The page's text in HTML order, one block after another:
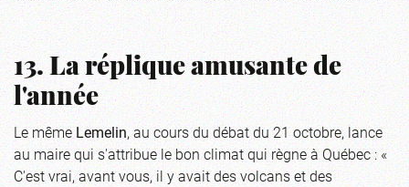
13. La réplique amusante de
l'année
Le même Lemelin, au cours du débat du 21 octobre, lance
au maire qui s'attribue le bon climat qui règne à Québec : «
C'est vrai, avant vous, il y avait des volcans et des